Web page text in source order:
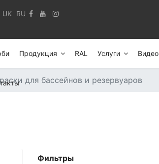
UK RU
Продукция RAL Услуги Видео
для бассейнов и резервуаров
Фильтры